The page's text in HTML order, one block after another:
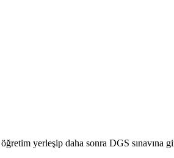
yerleşip daha sonra DGS